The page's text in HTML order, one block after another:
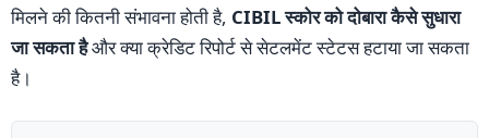
मिलने की कितनी संभावना होती है, CIBIL स्कोर को दोबारा कैसे सुधारा
जा सकता हैऔर क्या क्रेडिट रिपोर्ट से सेटलमेंट स्टेटस हटाया जा सकता
है।